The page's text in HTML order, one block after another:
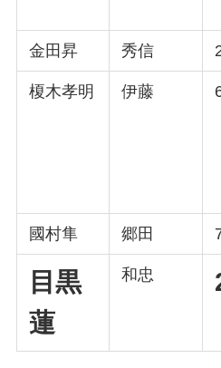
金田昇 秀信
榎木孝明 伊藤
國村隼 郷田
目黒
蓮
和忠